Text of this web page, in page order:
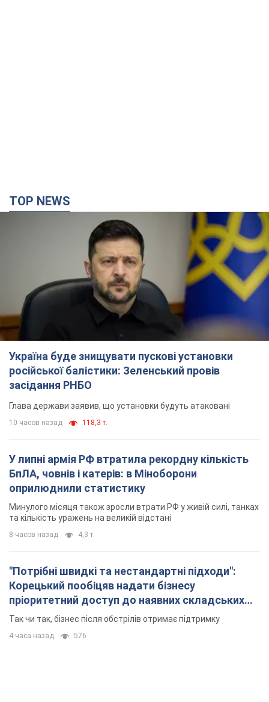
TOP NEWS
Україна буде знищувати пускові установки
російської балістики: Зеленський провів
засідання РНБО
Глава держави заявив, що установки будуть атаковані
10 часов назад 118,3 т.
У липні армія РФ втратила рекордну кількість
БпЛА, човнів і катерів: в Міноборони
оприлюднили статистику
Минулого місяця також зросли втрати РФ у живій силі, танках
та кількість уражень на великій відстані
8 часов назад 4,3 т.
"Потрібні швидкі та нестандартні підходи":
Корецький пообіцяв надати бізнесу
пріоритетний доступ до наявних складських
приміщень
Так чи так, бізнес після обстрілів отримає підтримку
4 часа назад 576